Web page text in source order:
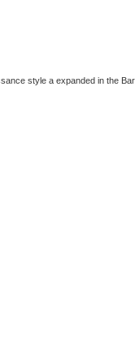
style a expanded in the